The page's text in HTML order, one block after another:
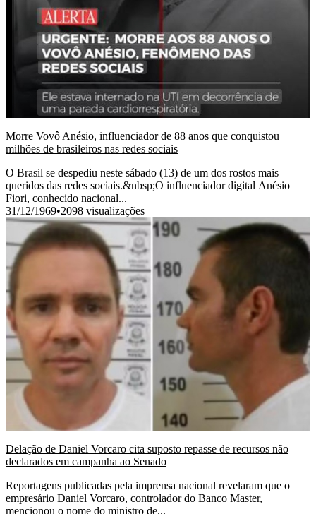
Morre Vovô Anésio, influenciador de 88 anos que conquistou
milhões de brasileiros nas redes sociais
O Brasil se despediu neste sábado (13) de um dos rostos mais
queridos das redes sociais.&nbsp;O influenciador digital Anésio
Fiori, conhecido nacional...
31/12/1969•2098 visualizações
Delação de Daniel Vorcaro cita suposto repasse de recursos não
declarados em campanha ao Senado
Reportagens publicadas pela imprensa nacional revelaram que o
empresário Daniel Vorcaro, controlador do Banco Master,
mencionou o nome do ministro de...